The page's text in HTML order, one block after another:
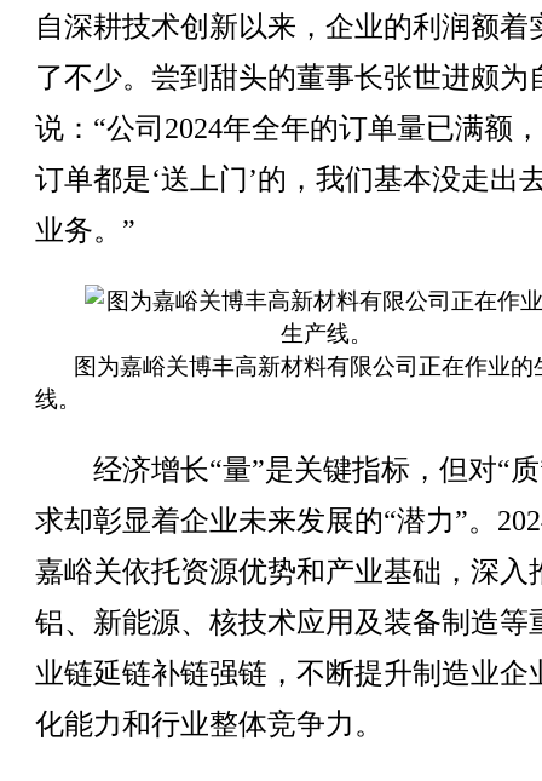
自深耕技术创新以来，企业的利润额着
了不少。尝到甜头的董事长张世进颇为
说：“公司2024年全年的订单量已满额
订单都是‘送上门’的，我们基本没走出
业务。”
图为嘉峪关博丰高新材料有限公司正在作业的
线。
经济增长“量”是关键指标，但对“质
求却彰显着企业未来发展的“潜力”。
嘉峪关依托资源优势和产业基础，深入
铝、新能源、核技术应用及装备制造等
业链延链补链强链，不断提升制造业企
化能力和行业整体竞争力。